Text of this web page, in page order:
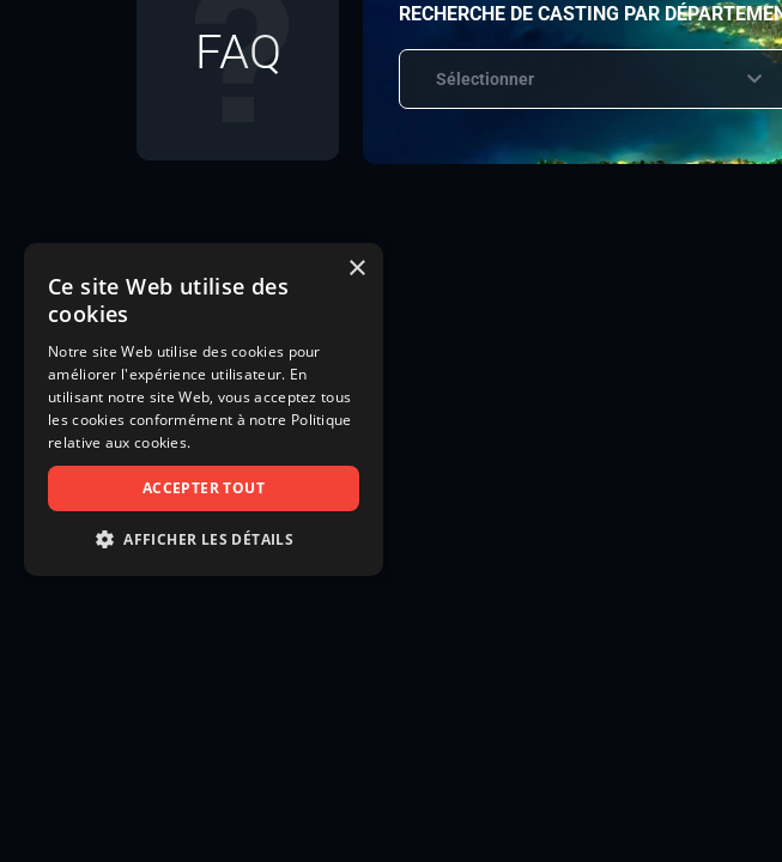
FAQ
RECHERCHE DE CASTING PAR
Sélectionner
×
Ce site Web utilise des
cookies
Notre site Web utilise des cookies pour
améliorer l'expérience utilisateur. En
utilisant notre site Web, vous acceptez tous
les cookies conformément à notre Politique
relative aux cookies.
ACCEPTER TOUT
AFFICHER LES DÉTAILS